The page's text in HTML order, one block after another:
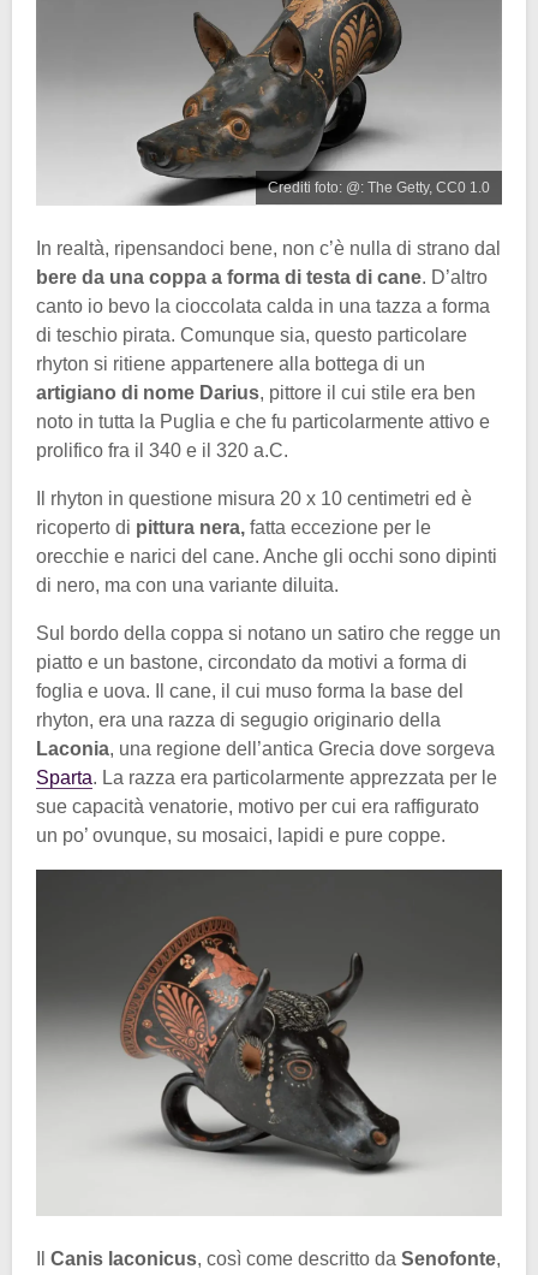
Crediti foto: @: The Getty, CC0 1.0
In realtà, ripensandoci bene, non c’è nulla di strano dal
bere da una coppa a forma di testa di cane. D’altro
canto io bevo la cioccolata calda in una tazza a forma
di teschio pirata. Comunque sia, questo particolare
rhyton si ritiene appartenere alla bottega di un
artigiano di nome Darius, pittore il cui stile era ben
noto in tutta la Puglia e che fu particolarmente attivo e
prolifico fra il 340 e il 320 a.C.
Il rhyton in questione misura 20 x 10 centimetri ed è
ricoperto di pittura nera, fatta eccezione per le
orecchie e narici del cane. Anche gli occhi sono dipinti
di nero, ma con una variante diluita.
Sul bordo della coppa si notano un satiro che regge un
piatto e un bastone, circondato da motivi a forma di
foglia e uova. Il cane, il cui muso forma la base del
rhyton, era una razza di segugio originario della
Laconia, una regione dell’antica Grecia dove sorgeva
Sparta. La razza era particolarmente apprezzata per le
sue capacità venatorie, motivo per cui era raffigurato
un po’ ovunque, su mosaici, lapidi e pure coppe.
Canis laconicus, così come descritto da Senofonte,